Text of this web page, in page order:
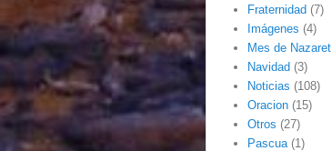
Fraternidad (7)
Imágenes (4)
Mes de Nazaret
Navidad (3)
Noticias (108)
Oracion (15)
Otros (27)
Pascua(1)